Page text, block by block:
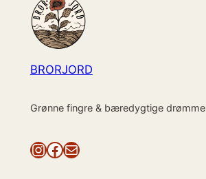
BRORJORD
Grønne fingre & bæredygtige drømme
InstagramFacebook Mail